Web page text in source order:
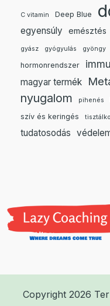
C vitamin Deep Blue
egyensúly emésztés
gyász gyógyulás gyöngy
hormonrendszer
magyar termék
nyugalom pihenés
szív és keringés
tudatosodás
Copyright 2026